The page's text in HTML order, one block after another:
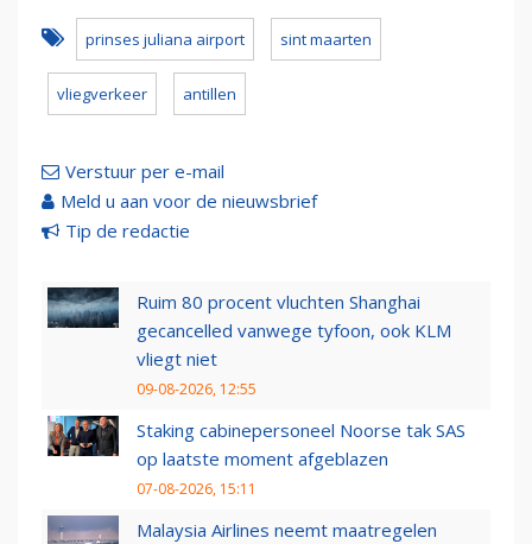
prinses juliana airport sint maarten
vliegverkeer antillen
Verstuur per e-mail
Meld u aan voor de nieuwsbrief
Tip de redactie
Ruim 80 procent vluchten Shanghai
gecancelled vanwege tyfoon, ook KLM
vliegt niet
09-08-2026, 12:55
Staking cabinepersoneel Noorse tak SAS
op laatste moment afgeblazen
07-08-2026, 15:11
Malaysia Airlines neemt maatregelen